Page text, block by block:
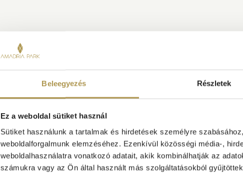
Beleegyezés Részletek
Ez a weboldal sütiket használ
Sütiket használunk a tartalmak és hirdetések személyre
weboldalforgalmunk elemzéséhez. Ezenkívül közösségi média-,
weboldalhasználatra vonatkozó adatait, akik kombinálhatják az
számukra vagy az Ön által használt más szolgáltatásokból